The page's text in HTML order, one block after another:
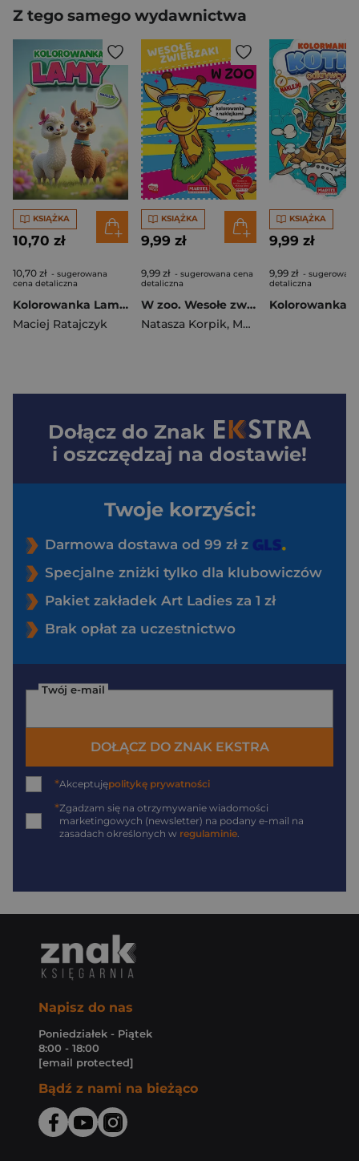
Z tego samego wydawnictwa
KSIĄŻKA
10,70 zł
10,70 zł - sugerowana
cena detaliczna
Kolorowanka Lamy z naklejkami
Maciej Ratajczyk
KSIĄŻKA
9,99 zł
9,99 zł - sugerowana cena
detaliczna
W zoo. Wesołe zwierzaki + naklejki
Natasza Korpik, Maciej Ratajczyk
KSIĄŻKA
9,99 zł
9,99 zł -
detaliczna
Dołącz do Znak
i oszczędzaj na dostawie!
Twoje korzyści:
Darmowa dostawa od 99 zł z
Specjalne zniżki tylko dla klubowiczów
Pakiet zakładek Art Ladies za 1 zł
Brak opłat za uczestnictwo
Twój e-mail
DOŁĄCZ DO ZNAK EKSTRA
*Akceptujępolitykę prywatności
*Zgadzam się na otrzymywanie wiadomości
marketingowych (newsletter) na podany e-mail na
zasadach określonych w regulaminie
Napisz do nas
Poniedziałek - Piątek
8:00 - 18:00
[email protected]
Bądź z nami na bieżąco